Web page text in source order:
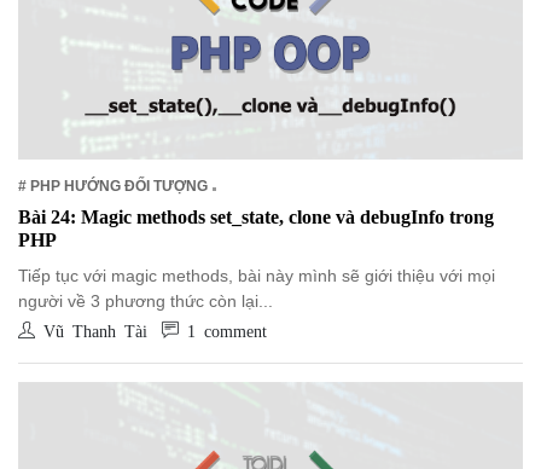
TOOLS &
TIN TỨC &
REVIEW
TIN TUYỂN
DỤNG
LIÊN HỆ
# PHP HƯỚNG ĐỐI TƯỢNG
Bài 24: Magic methods set_state, clone và debugInfo trong
PHP
Tiếp tục với magic methods, bài này mình sẽ giới thiệu với mọi
người về 3 phương thức còn lại...
Vũ Thanh Tài 1 comment